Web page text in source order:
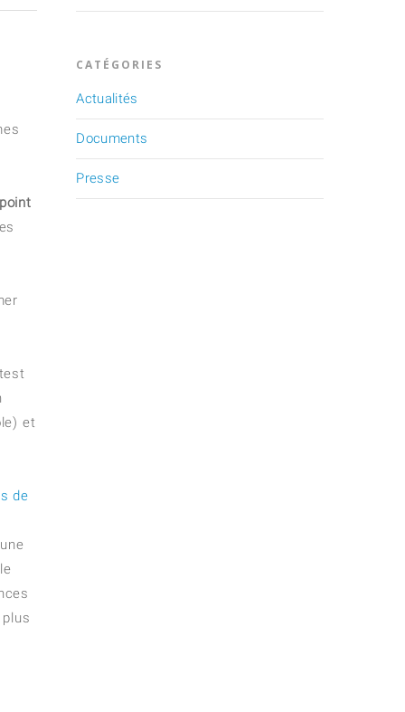
et
de
CATÉGORIES
Actualités
Documents
Presse